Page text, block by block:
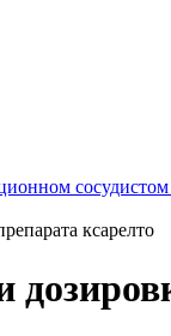
сосудистом
ксарелто